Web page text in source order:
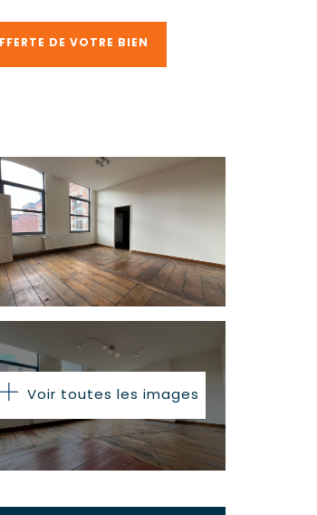
DE VOTRE BIEN
Voir toutes les images